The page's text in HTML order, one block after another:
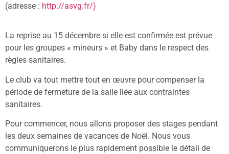
(adresse : http://asvg.fr/)
La reprise au 15 décembre si elle est confirmée est prévue
pour les groupes « mineurs » et Baby dans le respect des
règles sanitaires.
Le club va tout mettre tout en œuvre pour compenser la
période de fermeture de la salle liée aux contraintes
sanitaires.
Pour commencer, nous allons proposer des stages pendant
les deux semaines de vacances de Noël. Nous vous
communiquerons le plus rapidement possible le détail de